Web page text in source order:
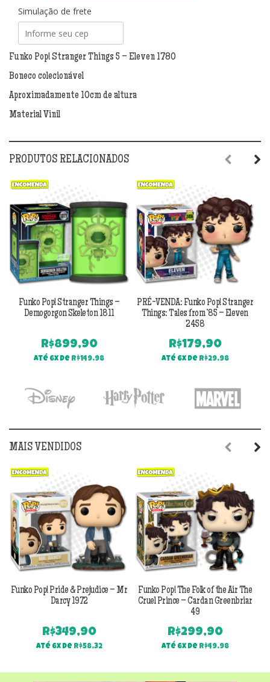
Things
Eleven
quantidade
Simulação de frete
Funko Pop! Stranger Things 5 – Eleven 1780
Boneco colecionável
Aproximadamente 10cm de altura
Material Vinil
PRODUTOS RELACIONADOS
Funko Pop! Stranger Things –
Demogorgon Skeleton 1811
R$899,90
Até 6x de R$149,98
PRÉ-VENDA: Funko Pop! Stranger
Things: Tales from ’85 – Eleven
2458
R$179,90
Até 6x de R$29,98
MAIS VENDIDOS
Funko Pop! Pride & Prejudice – Mr
Darcy 1972
R$349,90
Até 6x de R$58,32
Funko Pop! The Folk of the Air The
Cruel Prince – Cardan Greenbriar
49
R$299,90
Até 6x de R$49,98